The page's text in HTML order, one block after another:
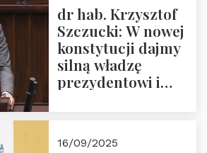
dr hab. Krzysztof
Szczucki: W nowej
konstytucji dajmy
silną władzę
prezydentowi i
16/09/2025